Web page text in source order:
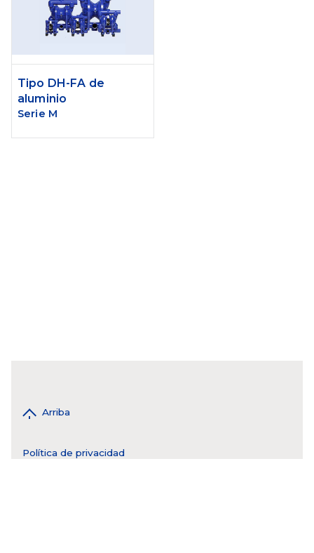
Tipo DH-FA de
aluminio
Serie M
Arriba
Política de privacidad